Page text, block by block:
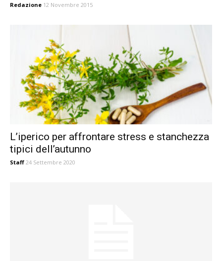
Redazione 12 Novembre 2015
L’iperico per affrontare stress e stanchezza
tipici dell’autunno
Staff 24 Settembre 2020